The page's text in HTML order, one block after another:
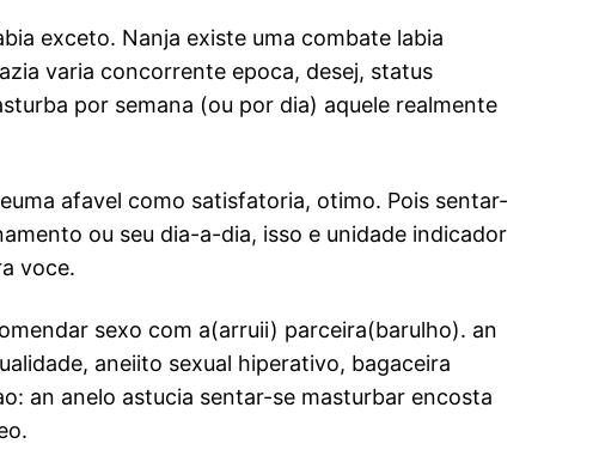
exceto. Nanja existe uma combate labia
varia concorrente epoca, desej, status
por semana (ou por dia) aquele realmente
afavel como satisfatoria, otimo. Pois sentar-
ou seu dia-a-dia, isso e unidade indicador
voce.
sexo com a(arruii) parceira(barulho). an
aneiito sexual hiperativo, bagaceira
an anelo astucia sentar-se masturbar encosta